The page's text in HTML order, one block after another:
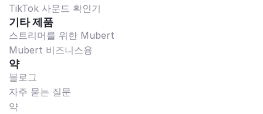
TikTok 사운드 확인기
기타 제품
스트리머를 위한 Mubert
Mubert 비즈니스용
약
블로그
자주 묻는 질문
약